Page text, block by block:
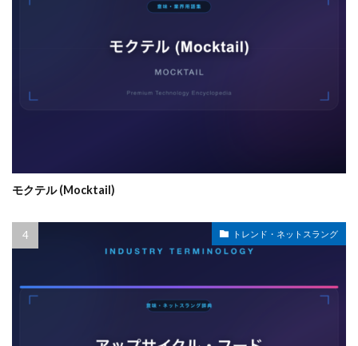
モクテル (Mocktail)
トレンド・ネットスラング